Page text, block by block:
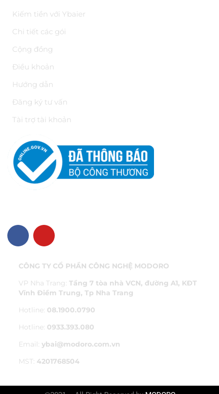
Kiếm tiền với Ybaier
Chi tiết các gói
Cộng đồng
Điều khoản
Hướng dẫn
Đăng ký tư vấn
Tài trợ tài khoản
CÔNG TY CỔ PHẦN CÔNG NGHỆ MODORO
VP Nha Trang: Tầng 7 tòa nhà VCN, đường A1, KĐT
Vĩnh Điềm Trung, Tp Nha Trang
Hotline: 08.1900.0790
Hotline: 0933.393.080
Email: ybai@modoro.com.vn
MST: 4201768504